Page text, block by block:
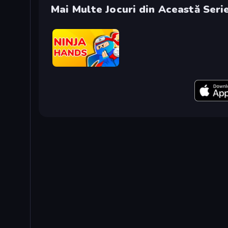
Mai Multe Jocuri din Această
Ninja Hands